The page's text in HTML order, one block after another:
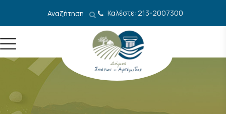
Αναζήτηση Καλέστε: 213-2007300